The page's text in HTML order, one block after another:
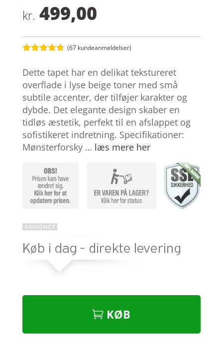
kr. 499,00
ud af 5
baseret på
kundebedø
mmelser
(67 kundeanmeldelser)
Dette tapet har en delikat tekstureret
overflade i lyse beige toner med små
subtile accenter, der tilføjer karakter og
dybde. Det elegante design skaber en
tidløs æstetik, perfekt til en afslappet og
sofistikeret indretning. Specifikationer:
Mønsterforsky … læs mere her
KØB